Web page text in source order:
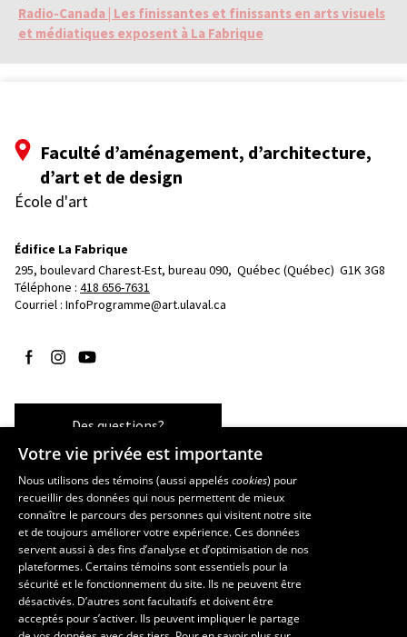
Radio-Canada | Les finissantes et finissants en arts visuels
et médiatiques exposent à La Fabrique
Faculté d’aménagement, d’architecture,
d’art et de design
École d'art
Édifice La Fabrique
295, boulevard Charest-Est, bureau 090, Québec (Québec)  G1K 3G8
Téléphone : 418 656-7631
Courriel : InfoProgramme@art.ulaval.ca
Suivez-nous sur Facebook
Suivez-nous sur Instagram
Suivez-nous sur YouTube
Des questions?
Les écoles et la recherche
École supérieure d’aménagement du territoire et de développement
régional
École d’architecture
École de design
Centre de recherche en aménagement et développement
Votre vie privée est importante
Nous utilisons des témoins (aussi appeléscookies) pour
recueillir des données qui nous permettent de mieux
connaître le parcours des personnes qui visitent notre site
et de toujours améliorer votre expérience. Ces données
servent aussi à des fins d’analyse et d’optimisation de nos
plateformes. Certains témoins sont essentiels pour la
sécurité et le fonctionnement du site. Ils ne peuvent être
désactivés. D’autres sont facultatifs et doivent être
acceptés pour s’activer. Ils peuvent impliquer le partage